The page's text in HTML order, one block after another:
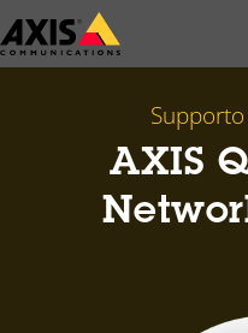
Salta
al
AXIS